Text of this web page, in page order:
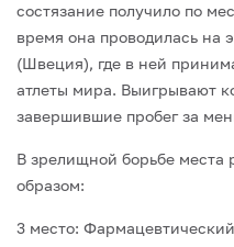
состязание получило по
время она проводилась на
(Швеция), где в ней
атлеты мира. Выигрывают
завершившие пробег за
В зрелищной борьбе места
образом:
3 место: